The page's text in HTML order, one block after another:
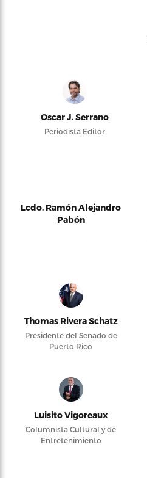
Oscar J. Serrano
Periodista Editor
Lcdo. Ramón Alejandro
Pabón
Thomas Rivera Schatz
Presidente del Senado de
Puerto Rico
Luisito Vigoreaux
Columnista Cultural y de
Entretenimiento